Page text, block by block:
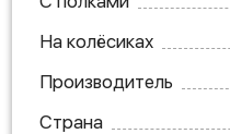
На колёсиках
Производитель
Страна